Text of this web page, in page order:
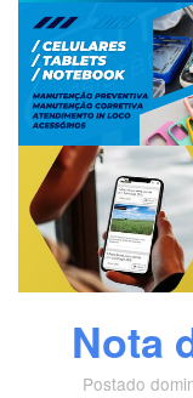
Nota
Postado